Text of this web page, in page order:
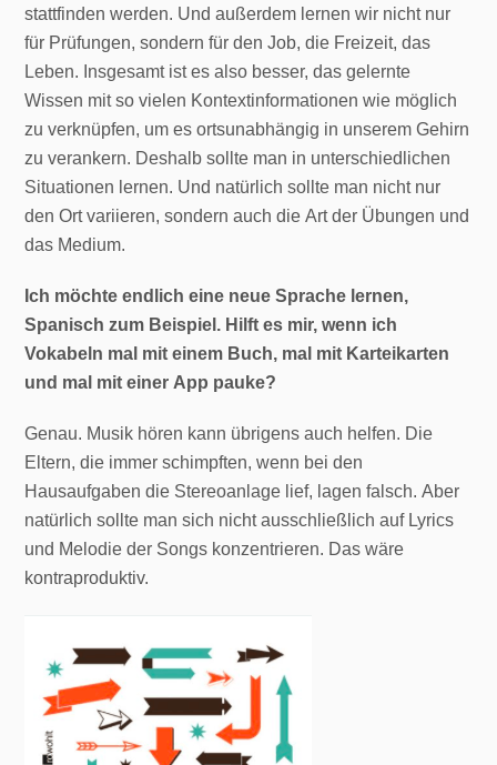
stattfinden werden. Und außerdem lernen wir nicht nur
für Prüfungen, sondern für den Job, die Freizeit, das
Leben. Insgesamt ist es also besser, das gelernte
Wissen mit so vielen Kontextinformationen wie möglich
zu verknüpfen, um es ortsunabhängig in unserem Gehirn
zu verankern. Deshalb sollte man in unterschiedlichen
Situationen lernen. Und natürlich sollte man nicht nur
den Ort variieren, sondern auch die Art der Übungen und
das Medium.
Ich möchte endlich eine neue Sprache lernen,
Spanisch zum Beispiel. Hilft es mir, wenn ich
Vokabeln mal mit einem Buch, mal mit Karteikarten
und mal mit einer App pauke?
Genau. Musik hören kann übrigens auch helfen. Die
Eltern, die immer schimpften, wenn bei den
Hausaufgaben die Stereoanlage lief, lagen falsch. Aber
natürlich sollte man sich nicht ausschließlich auf Lyrics
und Melodie der Songs konzentrieren. Das wäre
kontraproduktiv.